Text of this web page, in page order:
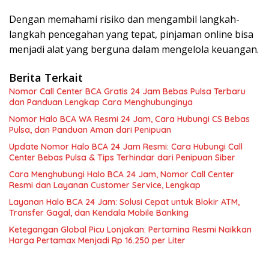
Dengan memahami risiko dan mengambil langkah-
langkah pencegahan yang tepat, pinjaman online bisa
menjadi alat yang berguna dalam mengelola keuangan.
Berita Terkait
Nomor Call Center BCA Gratis 24 Jam Bebas Pulsa Terbaru
dan Panduan Lengkap Cara Menghubunginya
Nomor Halo BCA WA Resmi 24 Jam, Cara Hubungi CS Bebas
Pulsa, dan Panduan Aman dari Penipuan
Update Nomor Halo BCA 24 Jam Resmi: Cara Hubungi Call
Center Bebas Pulsa & Tips Terhindar dari Penipuan Siber
Cara Menghubungi Halo BCA 24 Jam, Nomor Call Center
Resmi dan Layanan Customer Service, Lengkap
Layanan Halo BCA 24 Jam: Solusi Cepat untuk Blokir ATM,
Transfer Gagal, dan Kendala Mobile Banking
Ketegangan Global Picu Lonjakan: Pertamina Resmi Naikkan
Harga Pertamax Menjadi Rp 16.250 per Liter